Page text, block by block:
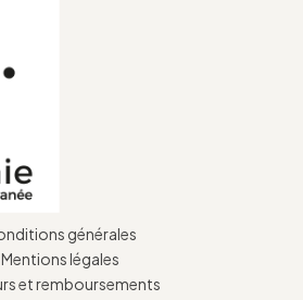
générales
Mentions légales
et remboursements